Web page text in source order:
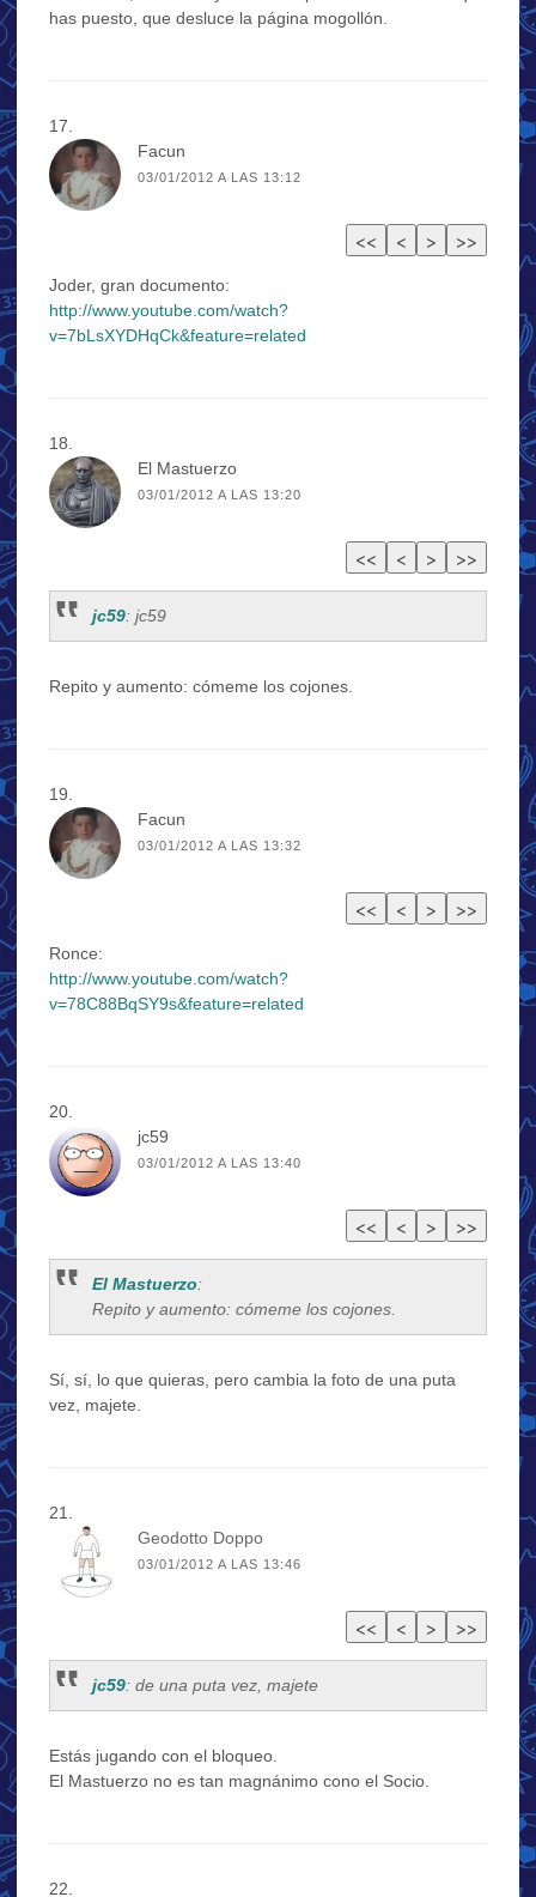
has puesto, que desluce la página mogollón.
Facun
03/01/2012 A LAS 13:12
Joder, gran documento:
http://www.youtube.com/watch?
v=7bLsXYDHqCk&feature=related
El Mastuerzo
03/01/2012 A LAS 13:20
jc59: jc59
Repito y aumento: cómeme los cojones.
Facun
03/01/2012 A LAS 13:32
Ronce:
http://www.youtube.com/watch?
v=78C88BqSY9s&feature=related
jc59
03/01/2012 A LAS 13:40
El Mastuerzo:
Repito y aumento: cómeme los cojones.
Sí, sí, lo que quieras, pero cambia la foto de una puta
vez, majete.
Geodotto Doppo
03/01/2012 A LAS 13:46
jc59: de una puta vez, majete
Estás jugando con el bloqueo.
El Mastuerzo no es tan magnánimo cono el Socio.